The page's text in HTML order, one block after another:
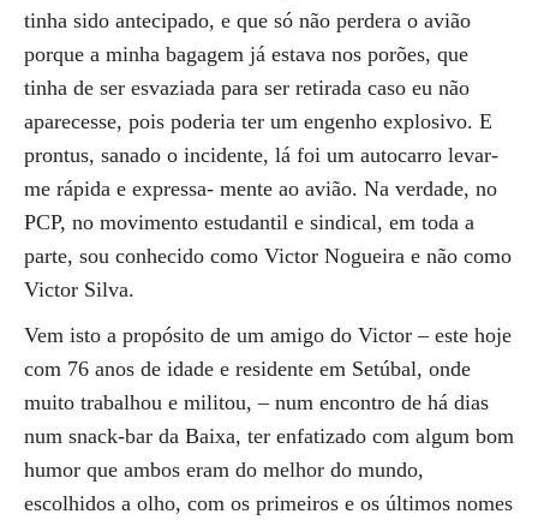
tinha sido antecipado, e que só não perdera o avião
porque a minha bagagem já estava nos porões, que
tinha de ser esvaziada para ser retirada caso eu não
aparecesse, pois poderia ter um engenho explosivo. E
prontus, sanado o incidente, lá foi um autocarro levar-
me rápida e expressa- mente ao avião. Na verdade, no
PCP, no movimento estudantil e sindical, em toda a
parte, sou conhecido como Victor Nogueira e não como
Victor Silva.
Vem isto a propósito de um amigo do Victor – este hoje
com 76 anos de idade e residente em Setúbal, onde
muito trabalhou e militou, – num encontro de há dias
num snack-bar da Baixa, ter enfatizado com algum bom
humor que ambos eram do melhor do mundo,
escolhidos a olho, com os primeiros e os últimos nomes